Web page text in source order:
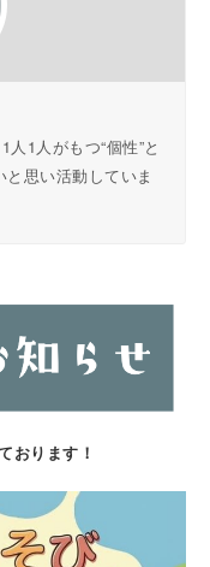
1人がもつ“個性”と
思い活動していま
おります！